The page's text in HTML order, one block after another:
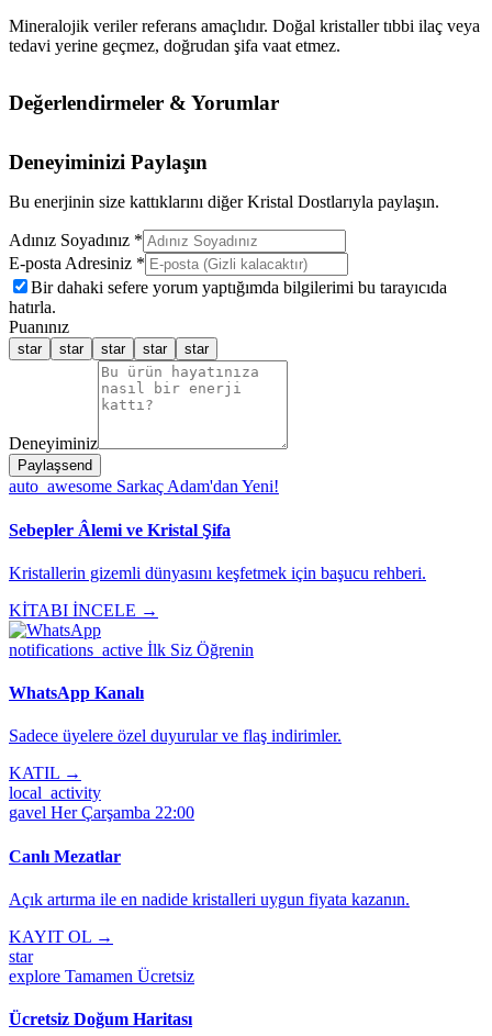
Mineralojik veriler referans amaçlıdır. Doğal kristaller tıbbi ilaç veya
tedavi yerine geçmez, doğrudan şifa vaat etmez.
Değerlendirmeler & Yorumlar
Deneyiminizi Paylaşın
Bu enerjinin size kattıklarını diğer Kristal Dostlarıyla paylaşın.
Adınız Soyadınız *
E-posta Adresiniz *
Bir dahaki sefere yorum yaptığımda bilgilerimi bu tarayıcıda
hatırla.
Puanınız
star star star star star
Deneyiminiz
Paylaşsend
auto_awesome Sarkaç Adam'dan Yeni!
Sebepler Âlemi ve Kristal Şifa
Kristallerin gizemli dünyasını keşfetmek için başucu rehberi.
KİTABI İNCELE →
notifications_active İlk Siz Öğrenin
WhatsApp Kanalı
Sadece üyelere özel duyurular ve flaş indirimler.
KATIL →
local_activity
gavel Her Çarşamba 22:00
Canlı Mezatlar
Açık artırma ile en nadide kristalleri uygun fiyata kazanın.
KAYIT OL →
star
explore Tamamen Ücretsiz
Ücretsiz Doğum Haritası